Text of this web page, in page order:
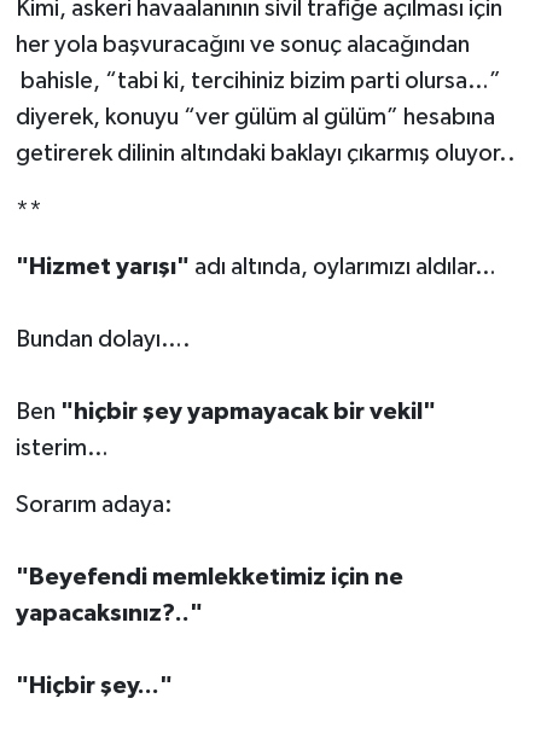
Kimi, askeri havaalanının sivil trafiğe açılması için
her yola başvuracağını ve sonuç alacağından
bahisle, “tabi ki, tercihiniz bizim parti olursa…”
diyerek, konuyu “ver gülüm al gülüm” hesabına
getirerek dilinin altındaki baklayı çıkarmış oluyor..
**
"Hizmet yarışı" adı altında, oylarımızı aldılar…
Bundan dolayı….
Ben "hiçbir şey yapmayacak bir vekil"
isterim…
Sorarım adaya:
"Beyefendi memlekketimiz için ne
yapacaksınız?.."
"Hiçbir şey..."